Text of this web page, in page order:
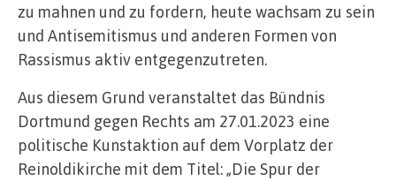
zu mahnen und zu fordern, heute wachsam zu sein
und Antisemitismus und anderen Formen von
Rassismus aktiv entgegenzutreten.
Aus diesem Grund veranstaltet das Bündnis
Dortmund gegen Rechts am 27.01.2023 eine
politische Kunstaktion auf dem Vorplatz der
Reinoldikirche mit dem Titel: „Die Spur der